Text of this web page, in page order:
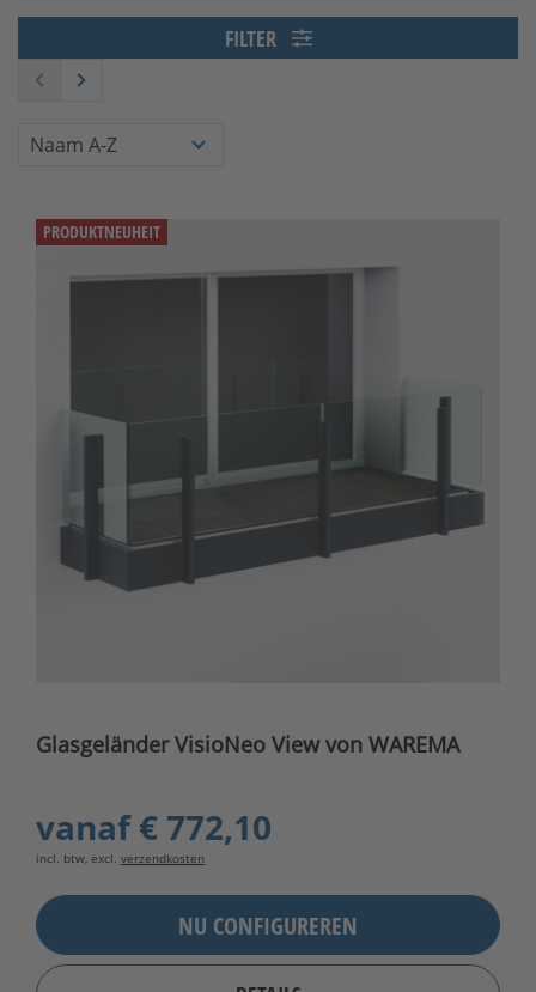
FILTER
PRODUKTNEUHEIT
Glasgeländer VisioNeo View von WAREMA
vanaf€ 772,10
incl. btw, excl. verzendkosten
NU CONFIGUREREN